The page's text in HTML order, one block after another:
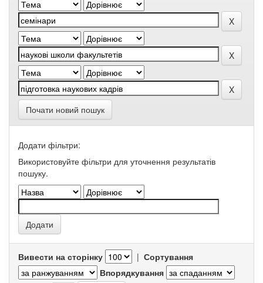
Почати новий пошук
Додати фільтри:
Використовуйте фільтри для уточнення результатів
пошуку.
Вивести на сторінку | Сортування
Впорядкування